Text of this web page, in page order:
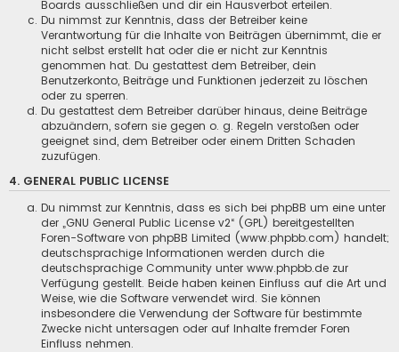
Boards ausschließen und dir ein Hausverbot erteilen.
Du nimmst zur Kenntnis, dass der Betreiber keine
Verantwortung für die Inhalte von Beiträgen übernimmt, die er
nicht selbst erstellt hat oder die er nicht zur Kenntnis
genommen hat. Du gestattest dem Betreiber, dein
Benutzerkonto, Beiträge und Funktionen jederzeit zu löschen
oder zu sperren.
Du gestattest dem Betreiber darüber hinaus, deine Beiträge
abzuändern, sofern sie gegen o. g. Regeln verstoßen oder
geeignet sind, dem Betreiber oder einem Dritten Schaden
zuzufügen.
4. GENERAL PUBLIC LICENSE
Du nimmst zur Kenntnis, dass es sich bei phpBB um eine unter
der „GNU General Public License v2“ (GPL) bereitgestellten
Foren-Software von phpBB Limited (www.phpbb.com) handelt;
deutschsprachige Informationen werden durch die
deutschsprachige Community unter www.phpbb.de zur
Verfügung gestellt. Beide haben keinen Einfluss auf die Art und
Weise, wie die Software verwendet wird. Sie können
insbesondere die Verwendung der Software für bestimmte
Zwecke nicht untersagen oder auf Inhalte fremder Foren
Einfluss nehmen.